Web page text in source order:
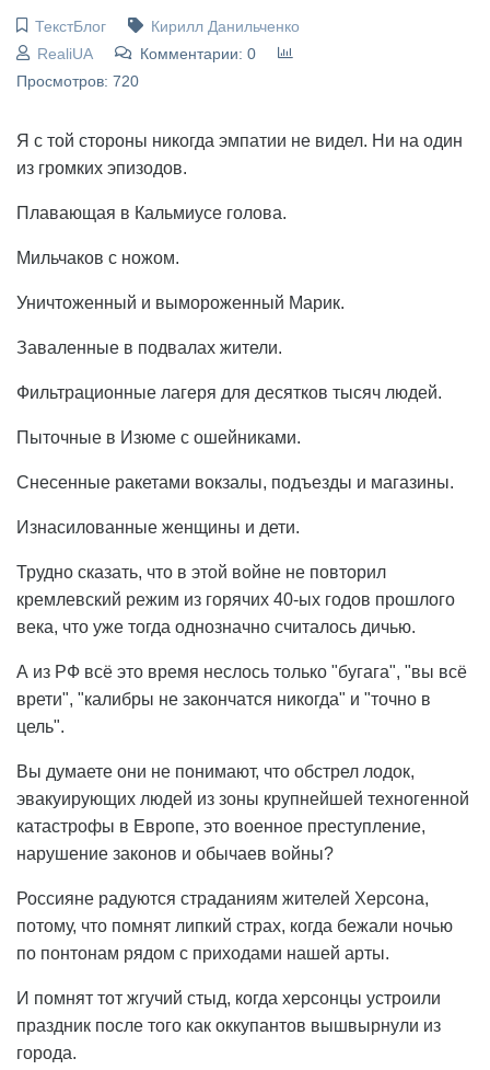
ТекстБлог
Кирилл Данильченко
RealiUA
Комментарии: 0
Просмотров: 720
Я с той стороны никогда эмпатии не видел. Ни на один
из громких эпизодов.
Плавающая в Кальмиусе голова.
Мильчаков с ножом.
Уничтоженный и вымороженный Марик.
Заваленные в подвалах жители.
Фильтрационные лагеря для десятков тысяч людей.
Пыточные в Изюме с ошейниками.
Снесенные ракетами вокзалы, подъезды и магазины.
Изнасилованные женщины и дети.
Трудно сказать, что в этой войне не повторил
кремлевский режим из горячих 40-ых годов прошлого
века, что уже тогда однозначно считалось дичью.
А из РФ всё это время неслось только "бугага", "вы всё
врети", "калибры не закончатся никогда" и "точно в
цель".
Вы думаете они не понимают, что обстрел лодок,
эвакуирующих людей из зоны крупнейшей техногенной
катастрофы в Европе, это военное преступление,
нарушение законов и обычаев войны?
Россияне радуются страданиям жителей Херсона,
потому, что помнят липкий страх, когда бежали ночью
по понтонам рядом с приходами нашей арты.
И помнят тот жгучий стыд, когда херсонцы устроили
праздник после того как оккупантов вышвырнули из
города.